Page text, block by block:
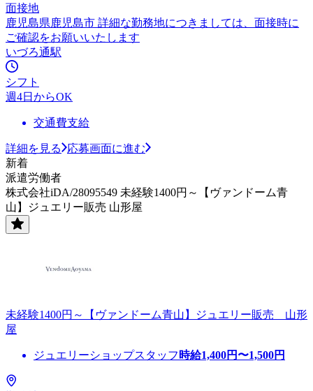
面接地
鹿児島県鹿児島市 詳細な勤務地につきましては、面接時に
ご確認をお願いいたします
いづろ通駅
シフト
週4日からOK
交通費支給
詳細を見る
応募画面に進む
新着
派遣労働者
株式会社iDA/28095549 未経験1400円～【ヴァンドーム青
山】ジュエリー販売 山形屋
未経験1400円～【ヴァンドーム青山】ジュエリー販売 山形
屋
ジュエリーショップスタッフ 時給1,400円〜1,500円